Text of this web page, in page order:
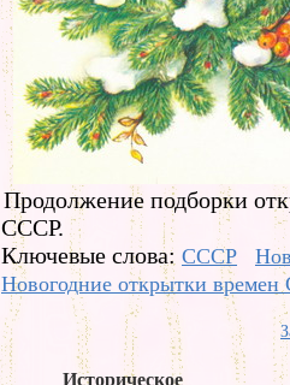
Продолжение подборки
СССР.
Ключевые слова: СССР
Новогодние открытки
Историческое